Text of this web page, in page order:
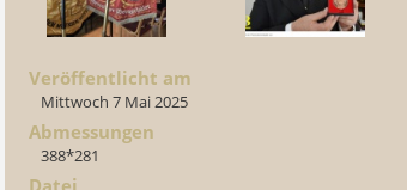
Veröffentlicht am
Mittwoch 7 Mai 2025
Abmessungen
388*281
Datei